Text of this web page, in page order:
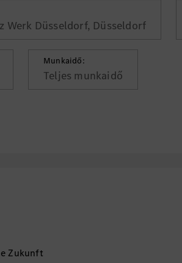
Werk Düsseldorf, Düsseldorf
Munkaidő:
Teljes munkaidő
Zukunft